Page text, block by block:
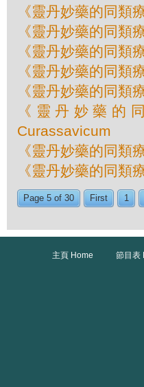
《靈丹妙藥的同
《靈丹妙藥的同
《靈丹妙藥的同
《靈丹妙藥的同
《靈丹妙藥的同
《靈丹妙藥的
Curassavicum
《靈丹妙藥的同
《靈丹妙藥的同
Page 5 of 30 First 1
主頁 Home 節目表